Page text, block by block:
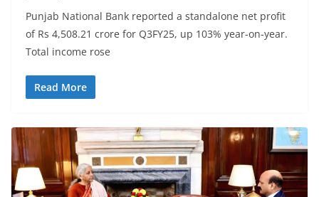
Punjab National Bank reported a standalone net profit
of Rs 4,508.21 crore for Q3FY25, up 103% year-on-year.
Total income rose
Read More